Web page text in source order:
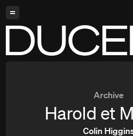
Archive
Harold et
Colin